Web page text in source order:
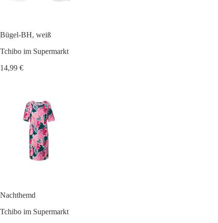
Bügel-BH, weiß
Tchibo im Supermarkt
14,99 €
Nachthemd
Tchibo im Supermarkt